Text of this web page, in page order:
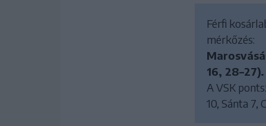
Férfi
mérkőzés:
16, 28–27).
A VSK
10, Sánta 7,